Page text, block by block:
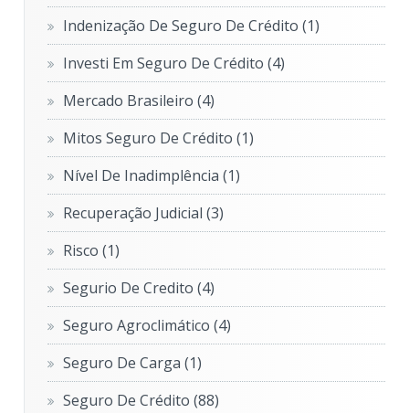
Indenização De Seguro De Crédito(1)
Investi Em Seguro De Crédito(4)
Mercado Brasileiro(4)
Mitos Seguro De Crédito(1)
Nível De Inadimplência(1)
Recuperação Judicial(3)
Risco(1)
Segurio De Credito(4)
Seguro Agroclimático(4)
Seguro De Carga(1)
Seguro De Crédito(88)